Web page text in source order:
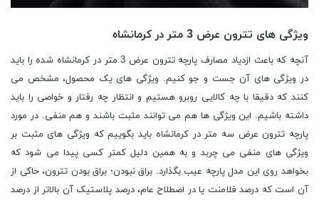
ویژگی های تترون عرض 3 متر در کرمانشاه
آنچه که باعث ازدیاد مصارف پارچه تترون عرض 3 متر در کرمانشاه شده را باید
در ویژگی های آن جست و جو کنیم. ویژگی های یک محصول، مشخص می
کنند که دقیقا با چه کالایی روبرو هستیم و انتظار چه رفتار و خواصی را باید
داشته باشیم. این ویژگی ها هم می توانند مثبت باشند و هم منفی. در مورد
پارچه تترون عرض سه متر در کرمانشاه باید بگوییم که ویژگی های مثبت بر
ویژگی های منفی می چربد و به همین دلیل کمتر کسی پیدا می شود که
بخواهد روی این مدل پارچه عیب بگذارد. براق نبودن؛ براق بودن تترون، حاکی از
آن است که درصد فلامنت یا در اصطلاح عام، درصد پلاستیک آن بالاتر از درصد